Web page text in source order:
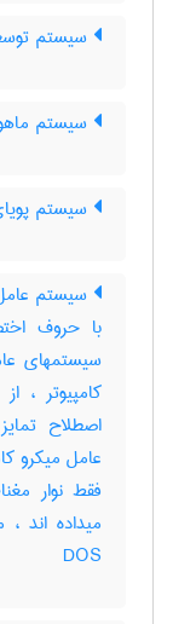
سیستم
سیستم
سیستم
سیستم
سیستمهای
کامپیوتر ،
اصطلاح
عامل میکرو
فقط نوار
DOS